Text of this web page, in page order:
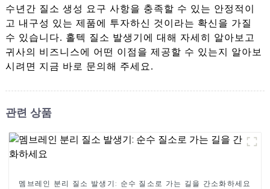
수년간 질소 생성 요구 사항을 충족할 수 있는 안정적이
고 내구성 있는 제품에 투자하신 것이라는 확신을 가질
수 있습니다. 홀텍 질소 발생기에 대해 자세히 알아보고
귀사의 비즈니스에 어떤 이점을 제공할 수 있는지 알아보
시려면 지금 바로 문의해 주세요.
관련 상품
멤브레인 분리 질소 발생기: 순수 질소로 가는 길을 간소화하세요